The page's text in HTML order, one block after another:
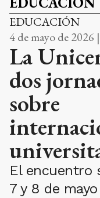
EDUCACIÓN
4 de mayo de 2026
La
dos
sobre
El encuentro
7 y 8 de